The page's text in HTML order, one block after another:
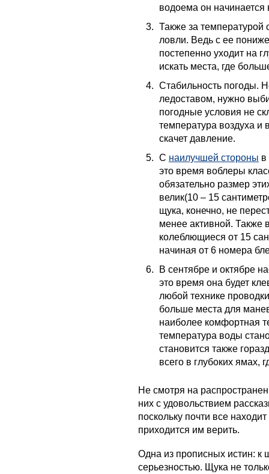
водоема он начинается
Также за температурой
ловли. Ведь с ее
постепенно уходит на
искать места, где
Стабильность погоды.
ледоставом, нужно
погодные условия не
температура воздуха
скачет давление.
С наилучшей стороны в
это время воблеры
обязательно размер
велик(10 – 15
щука, конечно, не
менее активной. Также
колеблющиеся от 15
начиная от 6 номера
В сентябре и октябре
это время она будет
любой технике
больше места для
наиболее комфортная
температура воды
становится также
всего в глубоких ямах,
Не смотря на
них с удовольствием
поскольку почти все
приходится им верить.
Одна из прописных истин: к
серьезностью. Щука не